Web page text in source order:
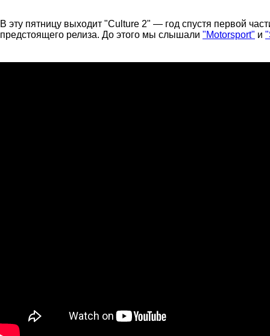
В эту пятницу выходит "Culture 2" — год спустя первой
предстоящего релиза. До этого мы слышали "Motorsport" и